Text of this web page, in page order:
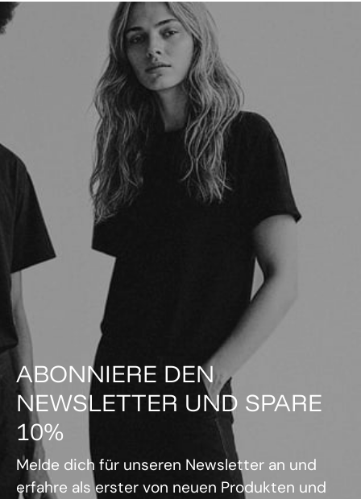
ABONNIERE DEN
NEWSLETTER UND SPARE
10%
Melde dich für unseren Newsletter an und
erfahre als erster von neuen Produkten und